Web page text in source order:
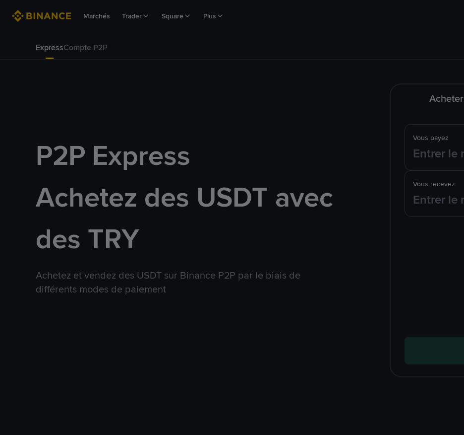
Marchés Trader Square Plus
ExpressCompte P2P
P2P Express
Achetez des USDT avec
des TRY
Achetez et vendez des USDT sur Binance P2P par le biais de
différents modes de paiement
Acheter
Vous payez
Vous recevez